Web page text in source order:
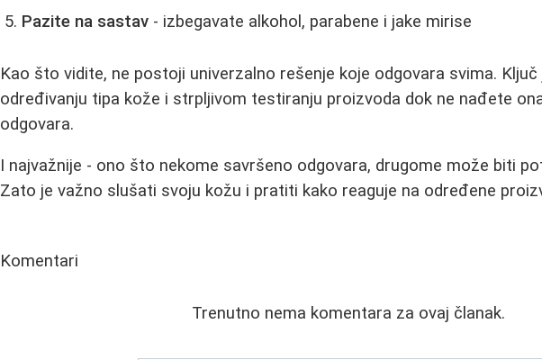
Pazite na sastav - izbegavate alkohol, parabene i jake mirise
Kao što vidite, ne postoji univerzalno rešenje koje odgovara svima. Ključ
određivanju tipa kože i strpljivom testiranju proizvoda dok ne nađete
odgovara.
I najvažnije - ono što nekome savršeno odgovara, drugome može biti
Zato je važno slušati svoju kožu i pratiti kako reaguje na određene
Komentari
Trenutno nema komentara za ovaj članak.